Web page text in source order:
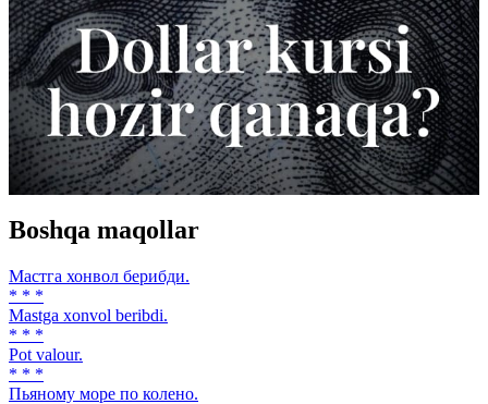
Boshqa maqollar
Мастга хонвол берибди.
* * *
Mastga xonvol beribdi.
* * *
Pot valour.
* * *
Пьяному море по колено.